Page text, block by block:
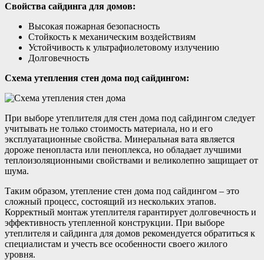
Свойства сайдинга для домов:
Высокая пожарная безопасность
Стойкость к механическим воздействиям
Устойчивость к ультрафиолетовому излучению
Долговечность
Схема утепления стен дома под сайдингом:
При выборе утеплителя для стен дома под сайдингом следует
учитывать не только стоимость материала, но и его
эксплуатационные свойства. Минеральная вата является
дороже пенопласта или пеноплекса, но обладает лучшими
теплоизоляционными свойствами и великолепно защищает от
шума.
Таким образом, утепление стен дома под сайдингом – это
сложный процесс, состоящий из нескольких этапов.
Корректный монтаж утеплителя гарантирует долговечность и
эффективность утепленной конструкции. При выборе
утеплителя и сайдинга для домов рекомендуется обратиться к
специалистам и учесть все особенности своего жилого
уровня.